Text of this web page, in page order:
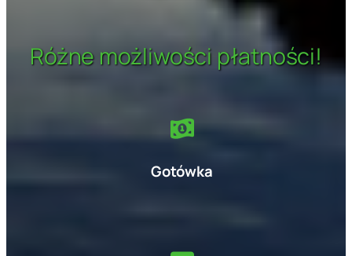
Różne możliwości płatności!
Gotówka